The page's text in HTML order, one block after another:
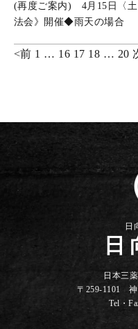
(再度ご案内) 4月15日〈土
法会》開催◆雨天の場合
投
ペ
ジ
り
<前 1 … 16 17 18 … 20
日
日
日本三
〒259-1101 神
Tel・